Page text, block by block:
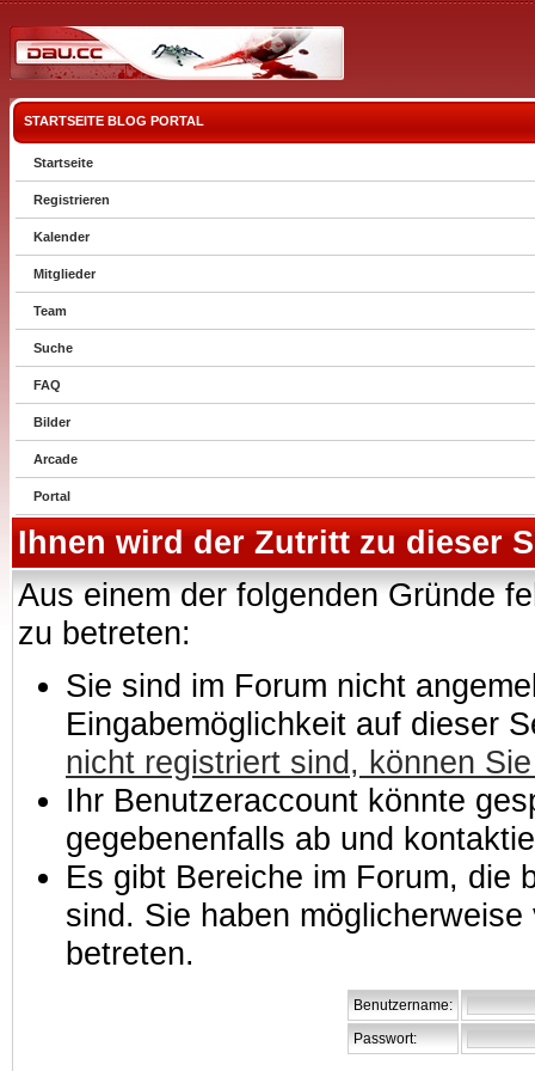
STARTSEITE BLOG PORTAL
Startseite
Registrieren
Kalender
Mitglieder
Team
Suche
FAQ
Bilder
Arcade
Portal
Ihnen wird der Zutritt zu dieser
Aus einem der folgenden Gründe
zu betreten:
Sie sind im Forum nicht
Eingabemöglichkeit auf dieser
nicht registriert sind, können
Ihr Benutzeraccount könnte
gegebenenfalls ab und
Es gibt Bereiche im Forum, die
sind. Sie haben
betreten.
Benutzername:
Passwort: